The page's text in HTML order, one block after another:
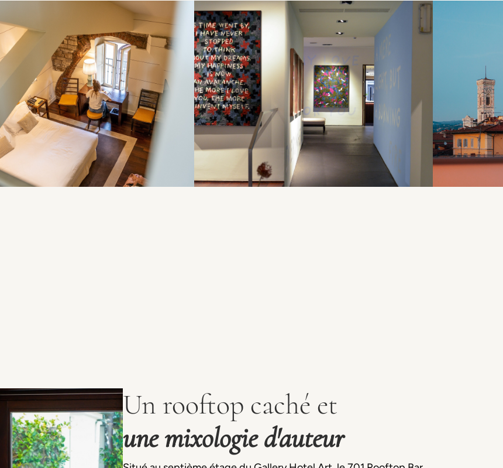
Des espaces contemporains où l'art, le design et le voyage se mêlent
dans un dialogue en constante évolution.
Un rooftop caché et
une mixologie d'auteur